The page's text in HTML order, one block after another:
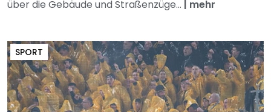
über die Gebäude und Straßenzüge... | mehr
SPORT